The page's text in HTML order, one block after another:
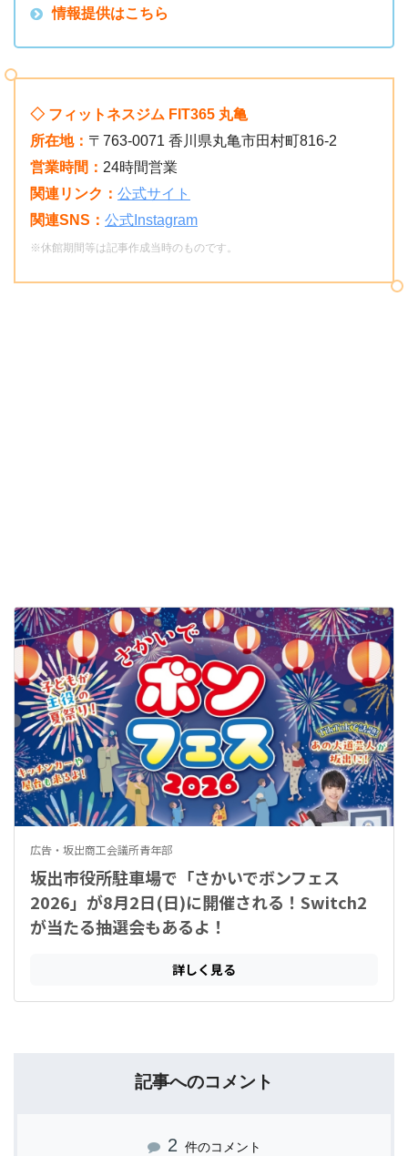
情報提供はこちら
◇ フィットネスジム FIT365 丸亀
所在地： 〒763-0071 香川県丸亀市田村町816-2
営業時間： 24時間営業
関連リンク： 公式サイト
関連SNS： 公式Instagram
※休館期間等は記事作成当時のものです。
記事へのコメント
2 件のコメント